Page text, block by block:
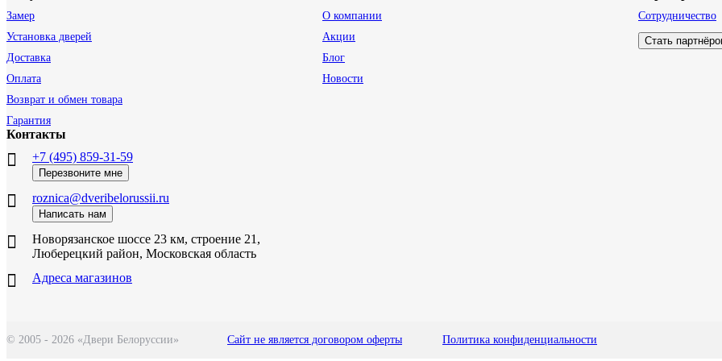
Замер
Установка дверей
Доставка
Оплата
Возврат и обмен товара
Гарантия
О компании
Акции
Блог
Новости
Сотрудничество
Стать
Контакты
+7 (495) 859-31-59
Перезвоните мне
roznica@dveribelorussii.ru
Написать нам
Новорязанское шоссе 23 км, строение 21,
Люберецкий район, Московская область
Адреса магазинов
© 2005 - 2026 «Двери Белоруссии» Сайт не является договором оферты Политика конфиденциальности